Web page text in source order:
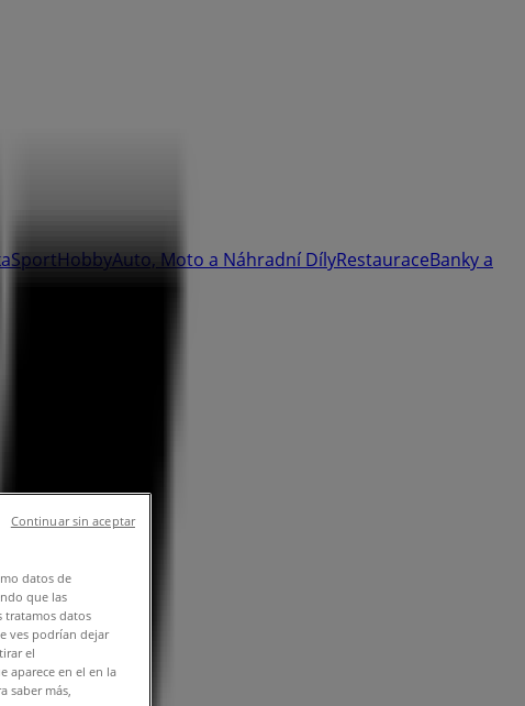
SportHobbyAuto, Moto a Náhradní DílyRestauraceBanky a
datos de
que las
tratamos datos
ves podrían dejar
el
aparece en el en la
saber más,
Continuar sin aceptar